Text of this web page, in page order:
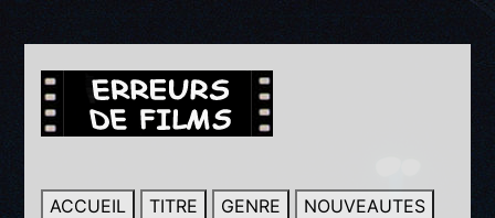
ACCUEIL TITRE GENRE
NOUVEAUTES